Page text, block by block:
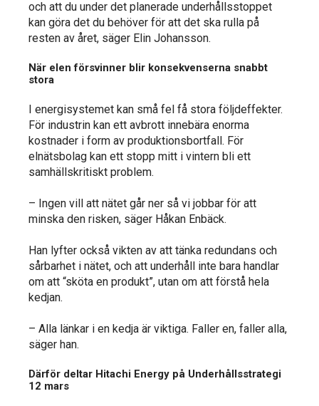
och att du under det planerade underhållsstoppet
kan göra det du behöver för att det ska rulla på
resten av året, säger Elin Johansson.
När elen försvinner blir konsekvenserna snabbt
stora
I energisystemet kan små fel få stora följdeffekter.
För industrin kan ett avbrott innebära enorma
kostnader i form av produktionsbortfall. För
elnätsbolag kan ett stopp mitt i vintern bli ett
samhällskritiskt problem.
– Ingen vill att nätet går ner så vi jobbar för att
minska den risken, säger Håkan Enbäck.
Han lyfter också vikten av att tänka redundans och
sårbarhet i nätet, och att underhåll inte bara handlar
om att “sköta en produkt”, utan om att förstå hela
kedjan.
– Alla länkar i en kedja är viktiga. Faller en, faller alla,
säger han.
Därför deltar Hitachi Energy på Underhållsstrategi
12 mars